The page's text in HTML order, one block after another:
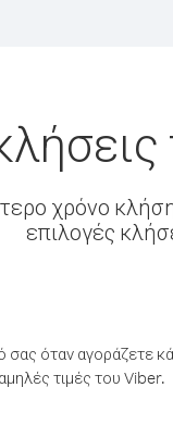
χρόνο
επιλογές
όταν αγοράζετε
τιμές του Viber.